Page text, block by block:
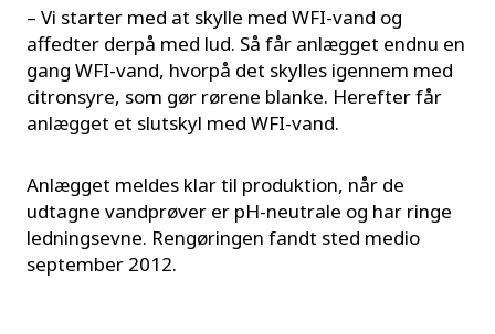
– Vi starter med at skylle med WFI-vand og
affedter derpå med lud. Så får anlægget endnu en
gang WFI-vand, hvorpå det skylles igennem med
citronsyre, som gør rørene blanke. Herefter får
anlægget et slutskyl med WFI-vand.
Anlægget meldes klar til produktion, når de
udtagne vandprøver er pH-neutrale og har ringe
ledningsevne. Rengøringen fandt sted medio
september 2012.